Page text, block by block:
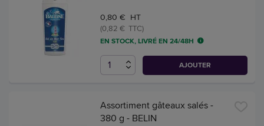
0,80 € HT
(0,82 € TTC)
EN STOCK, LIVRÉ EN 24/48H
AJOUTER
Assortiment gâteaux salés -
380 g - BELIN